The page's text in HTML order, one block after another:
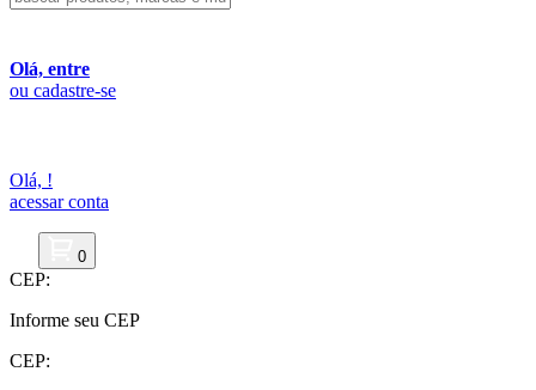
Olá, entre
ou cadastre-se
Olá, !
acessar conta
0
CEP:
Informe seu CEP
CEP: